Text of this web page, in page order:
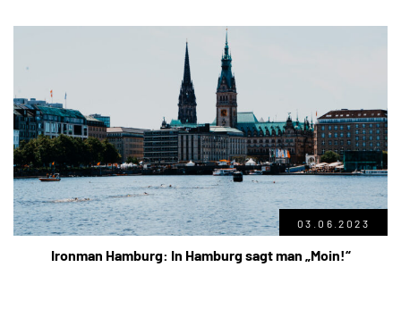
03.06.2023
Ironman Hamburg: In Hamburg sagt man „Moin!“